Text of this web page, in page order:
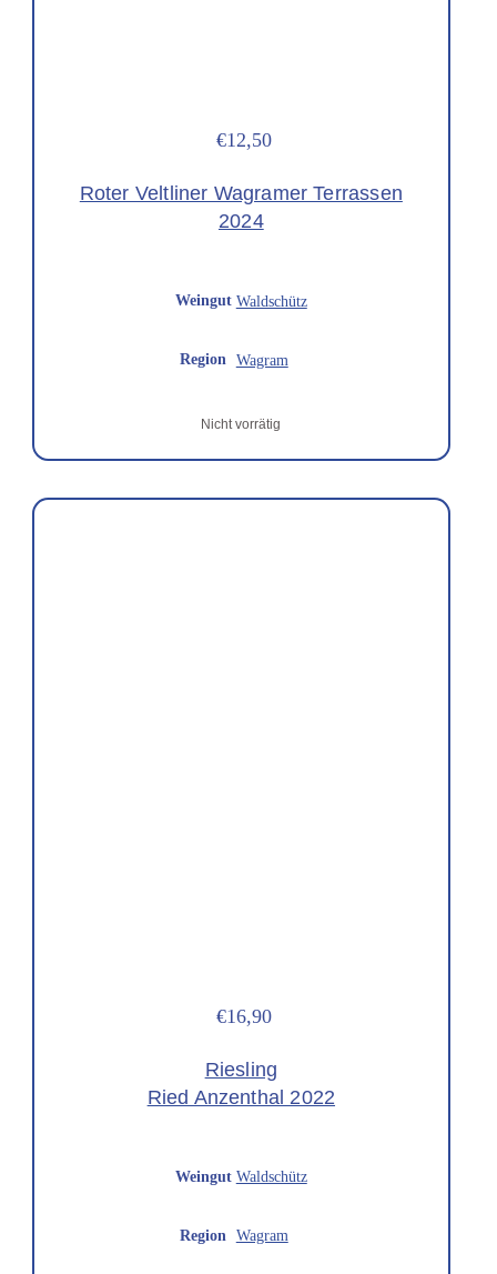
€12,50
Roter Veltliner Wagramer Terrassen
2024
Weingut Waldschütz
Region Wagram
Nicht vorrätig
€16,90
Riesling
Ried Anzenthal 2022
Weingut Waldschütz
Region Wagram